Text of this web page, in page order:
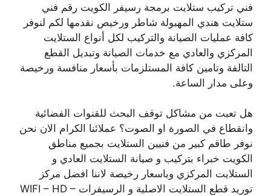
فني تركيب ستلايت برمجة رسيفر الكويت رقم فني
ستلايت هندي المهبولة شاطر ورخيص نقدمها لكم لنوفر
كافة عمليات الصيانة والتركيب لكل أنواع الستلايت
المركزي والعادي مع خدمات الصيانة وتبديل القطع
التالفة وتامين كافة المستلزمات بأسعار منافسة ورخيصة
وعلى مدار الساعة.
هل تعبت من مشاكل توقف البحث للقنوات الفضائية
وانقطاع في الصورة او الصوت؟ عملائنا الكرام الان نحن
نوفر طاقم كبير من فنيين الستلايت بجميع مناطق
الكويت خبراء بتركيب و صيانة الستلايت العادي و
الستلايت المركزي وباسعار رخيصة لاننا افضل مركز
توريد قطع الستلايت الاصلية و الرسيفرات WIFI – HD –